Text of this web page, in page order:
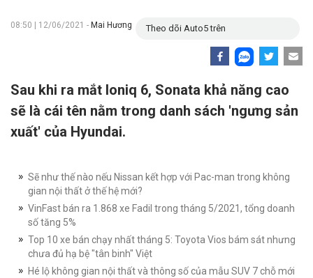
08:50 | 12/06/2021 - Mai Hương Theo dõi Auto5 trên
Sau khi ra mắt Ioniq 6, Sonata khả năng cao
sẽ là cái tên nằm trong danh sách 'ngưng sản
xuất' của Hyundai.
Sẽ như thế nào nếu Nissan kết hợp với Pac-man trong không
gian nội thất ở thế hệ mới?
VinFast bán ra 1.868 xe Fadil trong tháng 5/2021, tổng doanh
số tăng 5%
Top 10 xe bán chạy nhất tháng 5: Toyota Vios bám sát nhưng
chưa đủ hạ bệ "tân binh" Việt
Hé lộ không gian nội thất và thông số của mẫu SUV 7 chỗ mới